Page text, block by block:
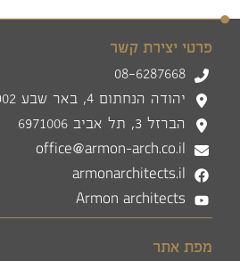
פרטי יצירת קשר
08-6287668
יהודה הנחתום 4, באר שבע 8424902
הברזל 3, תל אביב 6971006
office@armon-arch.co.il
armonarchitects.il
Armon architects
מפת אתר